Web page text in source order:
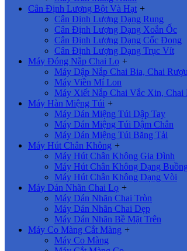
Cân Định Lượng Bột Và Hạt +
Cân Định Lượng Dạng Rung
Cân Định Lượng Dạng Xoắn Ốc
Cân Định Lượng Dạng Cốc Đong
Cân Định Lượng Dạng Trục Vít
Máy Đóng Nắp Chai Lọ +
Máy Dập Nắp Chai Bia, Chai
Máy Viền Mí Lon
Máy Xiết Nắp Chai Vắc Xin, Chai
Máy Hàn Miệng Túi +
Máy Dán Miệng Túi Dập Tay
Máy Dán Miệng Túi Dậm Chân
Máy Dán Miệng Túi Băng Tải
Máy Hút Chân Không +
Máy Hút Chân Không Gia Đình
Máy Hút Chân Không Dạng
Máy Hút Chân Không Dạng Vòi
Máy Dán Nhãn Chai Lọ +
Máy Dán Nhãn Chai Tròn
Máy Dán Nhãn Chai Dẹp
Máy Dán Nhãn Bề Mặt Trên
Máy Co Màng Cắt Màng +
Máy Co Màng